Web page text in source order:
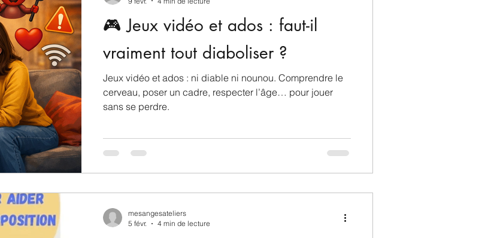
🎮 Jeux vidéo et ados : faut-il
vraiment tout diaboliser ?
Jeux vidéo et ados : ni diable ni nounou. Comprendre le
cerveau, poser un cadre, respecter l’âge… pour jouer
sans se perdre.
mesangesateliers
5 févr.
4 min de lecture